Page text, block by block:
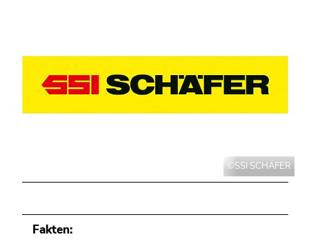
©SSI SCHÄFER
Fakten:
Anfahrt und Kontakt